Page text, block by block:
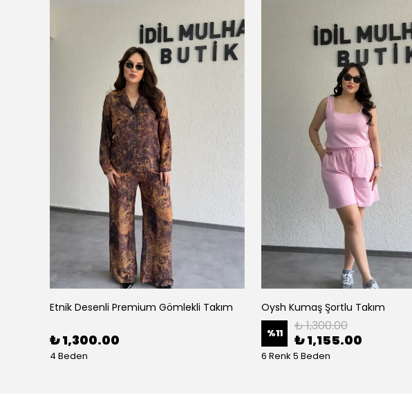
Etnik Desenli Premium Gömlekli Takım
₺ 1,300.00
4 Beden
Oysh Kumaş Şortlu Takım
%11 ₺ 1,300.00
₺ 1,155.00
6 Renk 5 Beden